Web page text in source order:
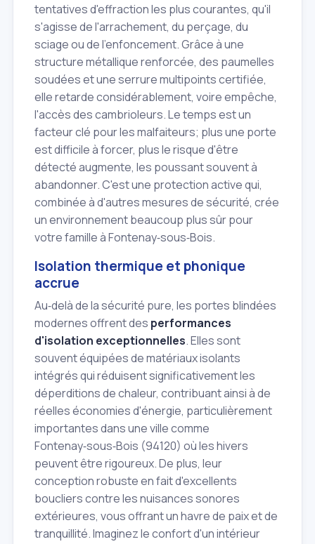
tentatives d'effraction les plus courantes, qu'il
s'agisse de l'arrachement, du perçage, du
sciage ou de l'enfoncement. Grâce à une
structure métallique renforcée, des paumelles
soudées et une serrure multipoints certifiée,
elle retarde considérablement, voire empêche,
l'accès des cambrioleurs. Le temps est un
facteur clé pour les malfaiteurs; plus une porte
est difficile à forcer, plus le risque d'être
détecté augmente, les poussant souvent à
abandonner. C'est une protection active qui,
combinée à d'autres mesures de sécurité, crée
un environnement beaucoup plus sûr pour
votre famille à Fontenay‑sous‑Bois.
Isolation thermique et phonique
accrue
Au‑delà de la sécurité pure, les portes blindées
modernes offrent des performances
d'isolation exceptionnelles. Elles sont
souvent équipées de matériaux isolants
intégrés qui réduisent significativement les
déperditions de chaleur, contribuant ainsi à de
réelles économies d'énergie, particulièrement
importantes dans une ville comme
Fontenay‑sous‑Bois (94120) où les hivers
peuvent être rigoureux. De plus, leur
conception robuste en fait d'excellents
boucliers contre les nuisances sonores
extérieures, vous offrant un havre de paix et de
tranquillité. Imaginez le confort d'un intérieur